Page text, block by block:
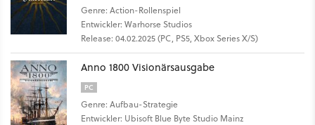
Genre: Action-Rollenspiel
Entwickler: Warhorse Studios
Release: 04.02.2025 (PC, PS5, Xbox Series X/S)
Anno 1800 Visionärsausgabe
PC
Genre: Aufbau-Strategie
Entwickler: Ubisoft Blue Byte Studio Mainz